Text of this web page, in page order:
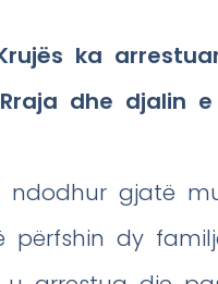
ka
dhe djalin
ndodhur gjatë
përfshin dy